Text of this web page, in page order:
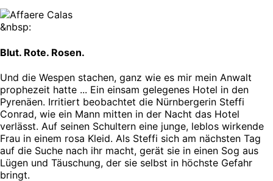
&nbsp:
Blut. Rote. Rosen.
Und die Wespen stachen, ganz wie es mir mein Anwalt
prophezeit hatte ... Ein einsam gelegenes Hotel in den
Pyrenäen. Irritiert beobachtet die Nürnbergerin Steffi
Conrad, wie ein Mann mitten in der Nacht das Hotel
verlässt. Auf seinen Schultern eine junge, leblos wirkende
Frau in einem rosa Kleid. Als Steffi sich am nächsten Tag
auf die Suche nach ihr macht, gerät sie in einen Sog aus
Lügen und Täuschung, der sie selbst in höchste Gefahr
bringt.